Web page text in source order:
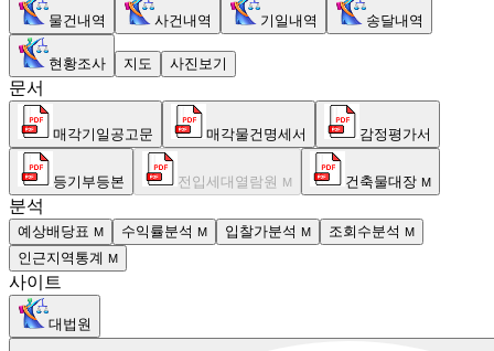
물건내역 사건내역 기일내역 송달내역
현황조사 지도 사진보기
문서
매각기일공고문 매각물건명세서 감정평가서
등기부등본 전입세대열람원 M 건축물대장 M
분석
예상배당표 M 수익률분석 M 입찰가분석 M 조회수분석 M
인근지역통계 M
사이트
대법원